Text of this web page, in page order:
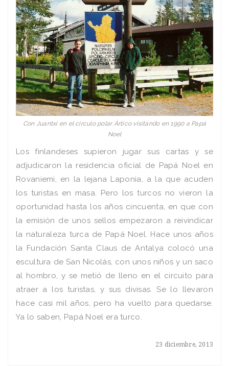
23 diciembre, 2013
Con Juantxi en el circulo polar Ártico visitando en 1990 a Papá
Noel
Los finlandeses supieron jugar sus cartas y se
adjudicaron la residencia oficial de Papá Noel en
Rovaniemi, en la lejana Laponia, a la que acuden
los turistas en masa. Pero los turcos no vieron la
oportunidad hasta los años cincuenta, en que con
la emisión de unos sellos empezaron a reivindicar
la naturaleza turca de Papá Noel. Hace unos años
la Fundación Santa Claus de Antalya colocó una
escultura de San Nicolás, con unos niños y un saco
al hombro, y se metió de lleno en el circuito para
atraer a los turistas, y sus divisas. Se lo llevaron
hace casi mil años, pero ha vuelto para quedarse.
Ya lo saben, Papá Noel era turco.